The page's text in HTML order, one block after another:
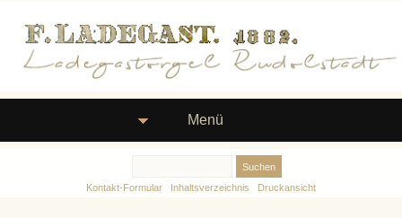
Menü
Kontakt-Formular Inhaltsverzeichnis Druckansicht